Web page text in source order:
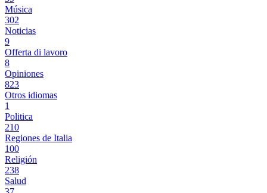
Música
302
Noticias
9
Offerta di lavoro
8
Opiniones
823
Otros idiomas
1
Politica
210
Regiones de Italia
100
Religión
238
Salud